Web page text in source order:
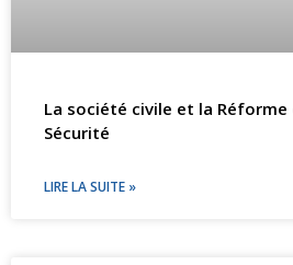
La société civile et la Réforme
Sécurité
LIRE LA SUITE »